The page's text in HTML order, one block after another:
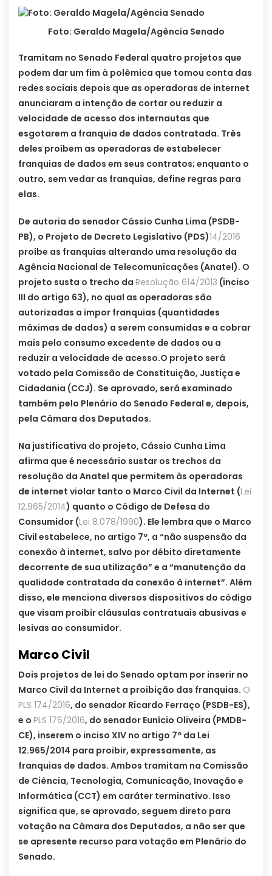
Foto: Geraldo Magela/Agência Senado
Tramitam no Senado Federal quatro projetos que
podem dar um fim à polêmica que tomou conta das
redes sociais depois que as operadoras de internet
anunciaram a intenção de cortar ou reduzir a
velocidade de acesso dos internautas que
esgotarem a franquia de dados contratada. Três
deles proíbem as operadoras de estabelecer
franquias de dados em seus contratos; enquanto o
outro, sem vedar as franquias, define regras para
elas.
De autoria do senador Cássio Cunha Lima (PSDB-
PB), o Projeto de Decreto Legislativo (PDS)14/2016
proíbe as franquias alterando uma resolução da
Agência Nacional de Telecomunicações (Anatel). O
projeto susta o trecho da Resolução 614/2013 (inciso
III do artigo 63), no qual as operadoras são
autorizadas a impor franquias (quantidades
máximas de dados) a serem consumidas e a cobrar
mais pelo consumo excedente de dados ou a
reduzir a velocidade de acesso.O projeto será
votado pela Comissão de Constituição, Justiça e
Cidadania (CCJ). Se aprovado, será examinado
também pelo Plenário do Senado Federal e, depois,
pela Câmara dos Deputados.
Na justificativa do projeto, Cássio Cunha Lima
afirma que é necessário sustar os trechos da
resolução da Anatel que permitem às operadoras
de internet violar tanto o Marco Civil da Internet (Lei
12.965/2014) quanto o Código de Defesa do
Consumidor (Lei 8.078/1990). Ele lembra que o Marco
Civil estabelece, no artigo 7º, a “não suspensão da
conexão à internet, salvo por débito diretamente
decorrente de sua utilização” e a “manutenção da
qualidade contratada da conexão à internet”. Além
disso, ele menciona diversos dispositivos do código
que visam proibir cláusulas contratuais abusivas e
lesivas ao consumidor.
Marco Civil
Dois projetos de lei do Senado optam por inserir no
Marco Civil da Internet a proibição das franquias. O
PLS 174/2016, do senador Ricardo Ferraço (PSDB-ES),
e o PLS 176/2016, do senador Eunício Oliveira (PMDB-
CE), inserem o inciso XIV no artigo 7º da Lei
12.965/2014 para proibir, expressamente, as
franquias de dados. Ambos tramitam na Comissão
de Ciência, Tecnologia, Comunicação, Inovação e
Informática (CCT) em caráter terminativo. Isso
significa que, se aprovado, seguem direto para
votação na Câmara dos Deputados, a não ser que
se apresente recurso para votação em Plenário do
Senado.